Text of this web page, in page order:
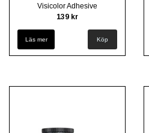
Visicolor Adhesive
139 kr
Läs mer